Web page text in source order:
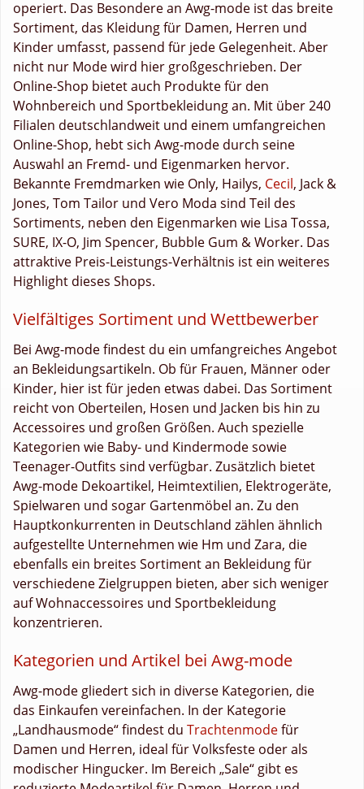
operiert. Das Besondere an Awg-mode ist das breite
Sortiment, das Kleidung für Damen, Herren und
Kinder umfasst, passend für jede Gelegenheit. Aber
nicht nur Mode wird hier großgeschrieben. Der
Online-Shop bietet auch Produkte für den
Wohnbereich und Sportbekleidung an. Mit über 240
Filialen deutschlandweit und einem umfangreichen
Online-Shop, hebt sich Awg-mode durch seine
Auswahl an Fremd- und Eigenmarken hervor.
Bekannte Fremdmarken wie Only, Hailys, Cecil, Jack &
Jones, Tom Tailor und Vero Moda sind Teil des
Sortiments, neben den Eigenmarken wie Lisa Tossa,
SURE, IX-O, Jim Spencer, Bubble Gum & Worker. Das
attraktive Preis-Leistungs-Verhältnis ist ein weiteres
Highlight dieses Shops.
Vielfältiges Sortiment und Wettbewerber
Bei Awg-mode findest du ein umfangreiches Angebot
an Bekleidungsartikeln. Ob für Frauen, Männer oder
Kinder, hier ist für jeden etwas dabei. Das Sortiment
reicht von Oberteilen, Hosen und Jacken bis hin zu
Accessoires und großen Größen. Auch spezielle
Kategorien wie Baby- und Kindermode sowie
Teenager-Outfits sind verfügbar. Zusätzlich bietet
Awg-mode Dekoartikel, Heimtextilien, Elektrogeräte,
Spielwaren und sogar Gartenmöbel an. Zu den
Hauptkonkurrenten in Deutschland zählen ähnlich
aufgestellte Unternehmen wie Hm und Zara, die
ebenfalls ein breites Sortiment an Bekleidung für
verschiedene Zielgruppen bieten, aber sich weniger
auf Wohnaccessoires und Sportbekleidung
konzentrieren.
Kategorien und Artikel bei Awg-mode
Awg-mode gliedert sich in diverse Kategorien, die
das Einkaufen vereinfachen. In der Kategorie
„Landhausmode“ findest du Trachtenmodefür
Damen und Herren, ideal für Volksfeste oder als
modischer Hingucker. Im Bereich „Sale“ gibt es